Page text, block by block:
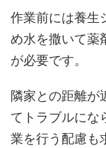
作業前には養生
め水を撒いて薬
が必要です。
隣家との距離が
てトラブルにな
業を行う配慮も